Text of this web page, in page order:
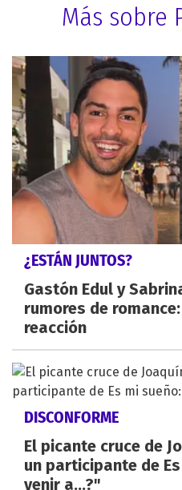
Más sobre
¿ESTÁN JUNTOS?
Gastón Edul y
rumores de
reacción
DISCONFORME
El picante cruce de
un participante de
venir a...?"